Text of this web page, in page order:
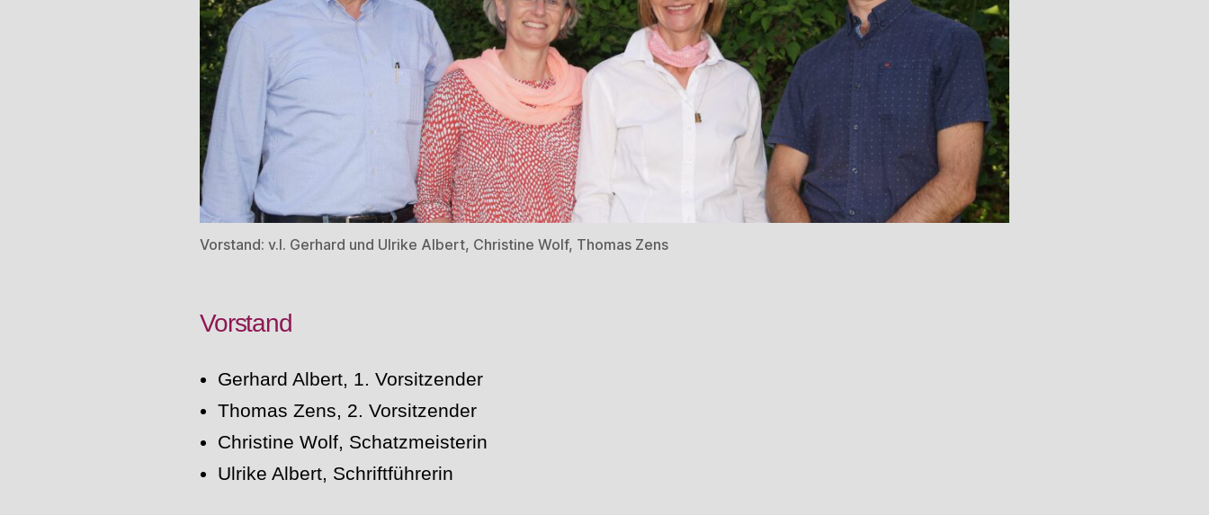
Vorstand: v.l. Gerhard und Ulrike Albert, Christine Wolf, Thomas Zens
Vorstand
Gerhard Albert, 1. Vorsitzender
Thomas Zens, 2. Vorsitzender
Christine Wolf, Schatzmeisterin
Ulrike Albert, Schriftführerin